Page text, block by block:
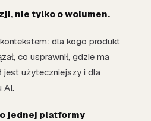
nie tylko o wolumen.
dla kogo produkt
co usprawnił, gdzie ma
jest użyteczniejszy i dla
AI.
jednej platformy